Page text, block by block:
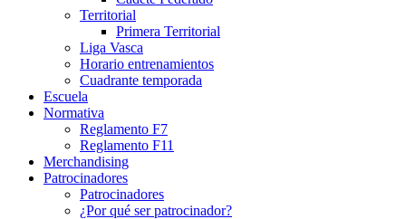
Territorial
Primera Territorial
Liga Vasca
Horario entrenamientos
Cuadrante temporada
Escuela
Normativa
Reglamento F7
Reglamento F11
Merchandising
Patrocinadores
Patrocinadores
¿Por qué ser patrocinador?